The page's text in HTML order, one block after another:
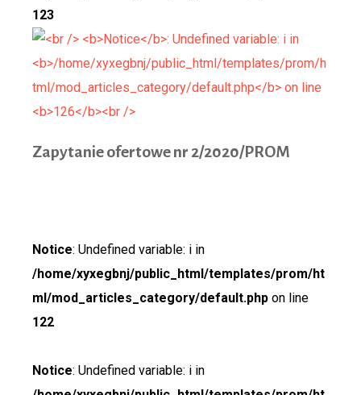
123
Zapytanie ofertowe nr 2/2020/PROM
Notice: Undefined variable: i in
/home/xyxegbnj/public_html/templates/prom/ht
ml/mod_articles_category/default.php on line
122
Notice: Undefined variable: i in